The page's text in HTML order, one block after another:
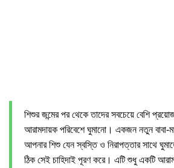
শিশুর জন্মের পর থেকে তাদের সবচেয়ে বেশি
আরামদায়ক পরিবেশে ঘুমানো। একজন নতুন বাবা-
আপনার শিশু যেন স্বস্তি ও নিরাপত্তার সাথে
ঠিক সেই চাহিদাই পূরণ করে। এটি শুধু একটি